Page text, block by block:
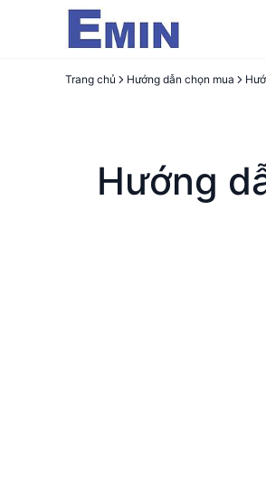
Trang chủ Hướng dẫn chọn mua
Hướng